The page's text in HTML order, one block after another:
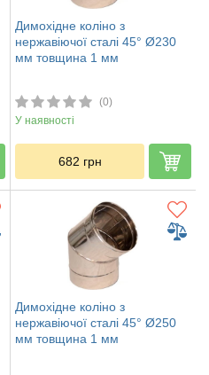
Димохідне коліно з
нержавіючої сталі 45° Ø230
мм товщина 1 мм
(0)
У наявності
682 грн
Димохідне коліно з
нержавіючої сталі 45° Ø250
мм товщина 1 мм